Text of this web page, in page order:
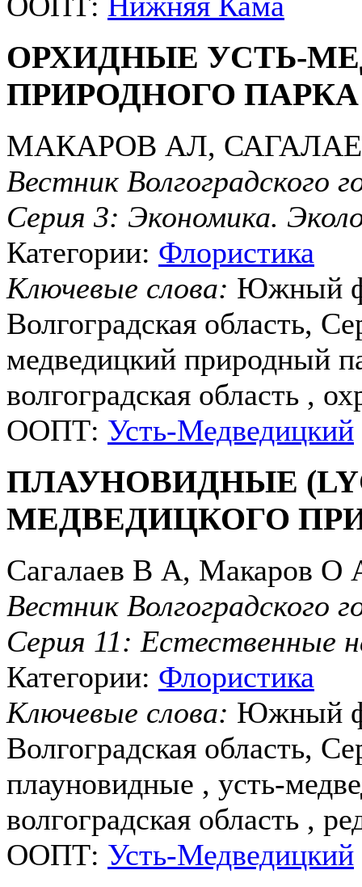
ОРХИДНЫЕ УСТЬ-
ПРИРОДНОГО
МАКАРОВ АЛ,
Вестник Волгоградского
Серия 3: Экономика.
Категории: Флористика
Ключевые слова: Южный
Волгоградская область,
медведицкий природный
волгоградская область ,
ООПТ: Усть-Медведицкий
ПЛАУНОВИДНЫЕ
МЕДВЕДИЦКОГО
Сагалаев В А, Макаров О
Вестник Волгоградского
Серия 11: Естественные
Категории: Флористика
Ключевые слова: Южный
Волгоградская область,
плауновидные , усть-
волгоградская область ,
ООПТ: Усть-Медведицкий